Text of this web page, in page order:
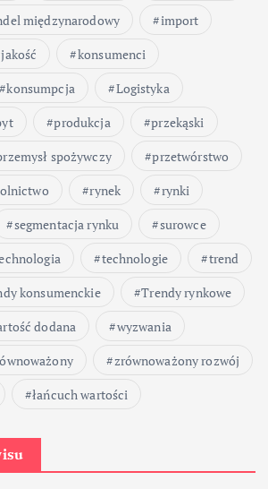
międzynarodowy
import
jakość
konsumenci
konsumpcja
Logistyka
produkcja
przekąski
spożywczy
przetwórstwo
rynek
rynki
segmentacja rynku
surowce
technologie
trend
konsumenckie
Trendy rynkowe
dodana
wyzwania
zrównoważony rozwój
łańcuch wartości